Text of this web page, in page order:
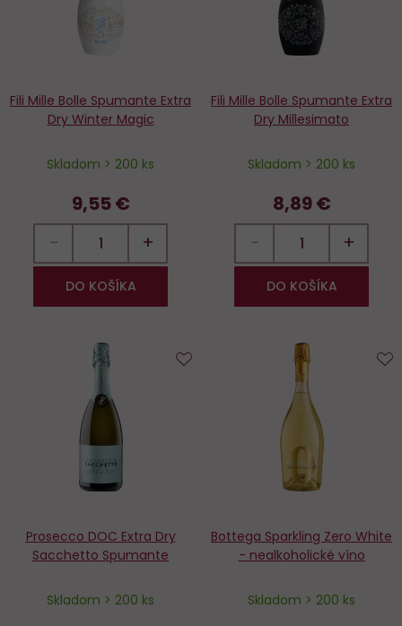
Fili Mille Bolle Spumante Extra
Dry Winter Magic
Skladom > 200 ks
9,55 €
− +
DO KOŠÍKA
Fili Mille Bolle Spumante Extra
Dry Millesimato
Skladom > 200 ks
8,89 €
− +
DO KOŠÍKA
Prosecco DOC Extra Dry
Sacchetto Spumante
Skladom > 200 ks
Bottega Sparkling Zero White
- nealkoholické víno
Skladom > 200 ks